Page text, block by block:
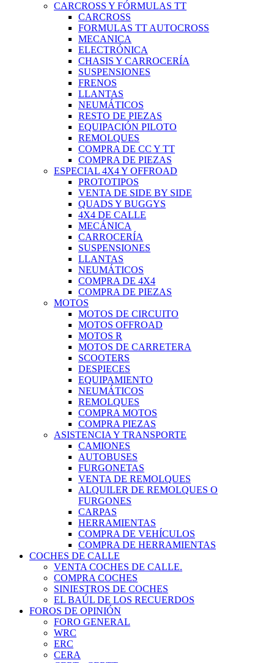
CARCROSS Y FÓRMULAS TT
CARCROSS
FORMULAS TT AUTOCROSS
MECANICA
ELECTRÓNICA
CHASIS Y CARROCERÍA
SUSPENSIONES
FRENOS
LLANTAS
NEUMÁTICOS
RESTO DE PIEZAS
EQUIPACIÓN PILOTO
REMOLQUES
COMPRA DE CC Y TT
COMPRA DE PIEZAS
ESPECIAL 4X4 Y OFFROAD
PROTOTIPOS
VENTA DE SIDE BY SIDE
QUADS Y BUGGYS
4X4 DE CALLE
MECÁNICA
CARROCERÍA
SUSPENSIONES
LLANTAS
NEUMÁTICOS
COMPRA DE 4X4
COMPRA DE PIEZAS
MOTOS
MOTOS DE CIRCUITO
MOTOS OFFROAD
MOTOS R
MOTOS DE CARRETERA
SCOOTERS
DESPIECES
EQUIPAMIENTO
NEUMÁTICOS
REMOLQUES
COMPRA MOTOS
COMPRA PIEZAS
ASISTENCIA Y TRANSPORTE
CAMIONES
AUTOBUSES
FURGONETAS
VENTA DE REMOLQUES
ALQUILER DE REMOLQUES O
FURGONES
CARPAS
HERRAMIENTAS
COMPRA DE VEHÍCULOS
COMPRA DE HERRAMIENTAS
COCHES DE CALLE
VENTA COCHES DE CALLE.
COMPRA COCHES
SINIESTROS DE COCHES
EL BAÚL DE LOS RECUERDOS
FOROS DE OPINIÓN
FORO GENERAL
WRC
ERC
CERA